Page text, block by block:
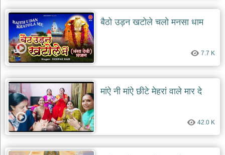
आज
का
भजन
bhajan
of
the
day
भजन
जोड़ें
add
bhajans
बैठो उड़न खटोले चलो मनसा धाम
7.7 K
मांऐ नी मांऐ छीटे मेहरां वाले मार दे
42.0 K